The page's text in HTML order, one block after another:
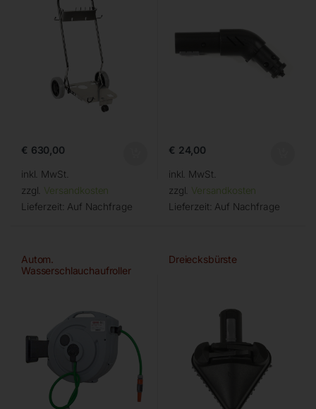
€ 630,00
inkl. MwSt.
zzgl. Versandkosten
Lieferzeit: Auf Nachfrage
€ 24,00
inkl. MwSt.
zzgl. Versandkosten
Lieferzeit: Auf Nachfrage
Autom.
Wasserschlauchaufroller
Dreiecksbürste